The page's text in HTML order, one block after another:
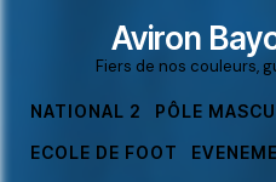
Aviron
Fiers de nos couleurs,
NATIONAL 2 PÔLE
ECOLE DE FOOT